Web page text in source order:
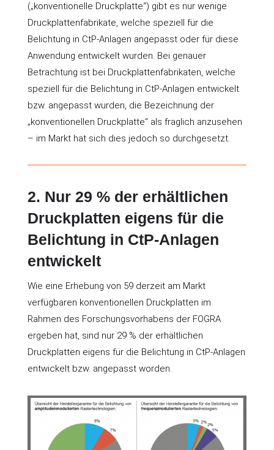
(„konventionelle Druckplatte“) gibt es nur wenige
Druckplattenfabrikate, welche speziell für die
Belichtung in CtP-Anlagen angepasst oder für diese
Anwendung entwickelt wurden. Bei genauer
Betrachtung ist bei Druckplattenfabrikaten, welche
speziell für die Belichtung in CtP-Anlagen entwickelt
bzw. angepasst wurden, die Bezeichnung der
„konventionellen Druckplatte“ als fraglich anzusehen
– im Markt hat sich dies jedoch so durchgesetzt.
2. Nur 29 % der erhältlichen
Druckplatten eigens für die
Belichtung in CtP-Anlagen
entwickelt
Wie eine Erhebung von 59 derzeit am Markt
verfügbaren konventionellen Druckplatten im
Rahmen des Forschungsvorhabens der FOGRA
ergeben hat, sind nur 29 % der erhältlichen
Druckplatten eigens für die Belichtung in CtP-Anlagen
entwickelt bzw. angepasst worden.